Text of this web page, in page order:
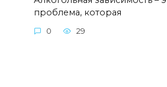
проблема, которая
0 29